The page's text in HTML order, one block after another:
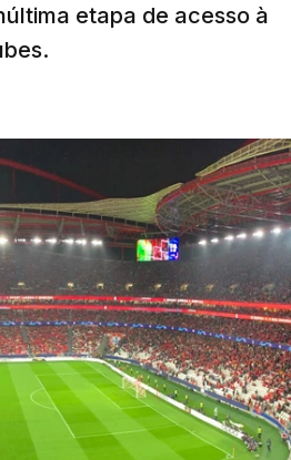
etapa de acesso à